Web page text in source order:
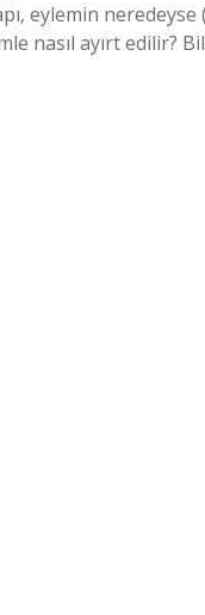
eylemin
nasıl ayırt edilir?